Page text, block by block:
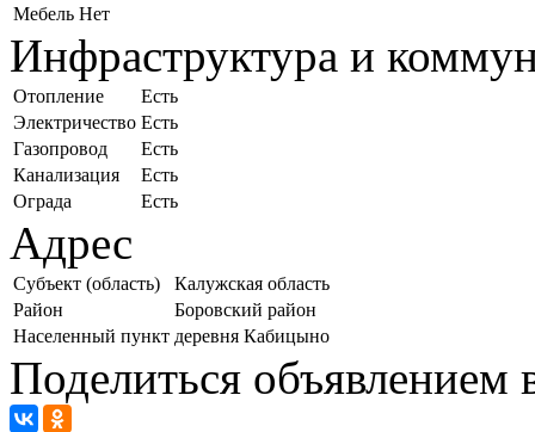
Мебель Нет
Инфраструктура и
Отопление
Есть
Электричество Есть
Газопровод
Есть
Канализация
Есть
Ограда
Есть
Адрес
Субъект (область)
Калужская область
Район
Боровский район
Населенный пункт деревня Кабицыно
Поделиться объявлением